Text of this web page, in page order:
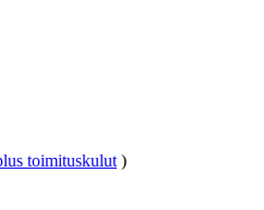
toimituskulut )